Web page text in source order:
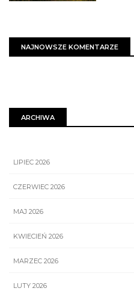
NAJNOWSZE KOMENTARZE
ARCHIWA
LIPIEC 2026
CZERWIEC 2026
MAJ 2026
KWIECIEŃ 2026
MARZEC 2026
LUTY 2026